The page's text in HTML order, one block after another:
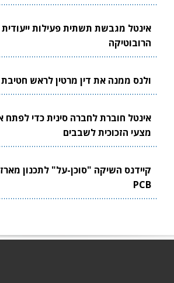
אינטל מגבשת תשתית פעילות
הרובוטיקה
ולנס ממנה את דין מרטין לראש
אינטל חוברת לחברה סינית כדי
מצעי הזכוכית לשבבים
קיידנס השיקה "סוכן-על" לתכנון
PCB